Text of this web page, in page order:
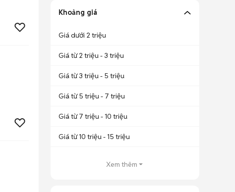
Khoảng giá
Giá dưới 2 triệu
Giá từ 2 triệu - 3 triệu
Giá từ 3 triệu - 5 triệu
Giá từ 5 triệu - 7 triệu
Giá từ 7 triệu - 10 triệu
Giá từ 10 triệu - 15 triệu
Xem thêm